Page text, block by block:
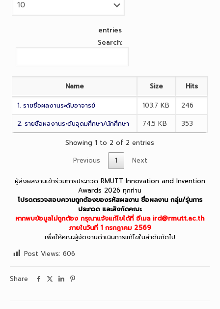
entries
Search:
Name Size Hits
1. รายชื่อผลงานระดับอาจารย์ 103.7 KB
246
2. รายชื่อผลงานระดับอุดมศึกษา/นักศึกษา
74.5 KB 353
Showing 1 to 2 of 2 entries
Previous
1 Next
ผู้ส่งผลงานเข้าร่วมการประกวด RMUTT Innovation and Invention
Awards 2026 ทุกท่าน
โปรดตรวจสอบความถูกต้องของรหัสผลงาน ชื่อผลงาน กลุ่ม/รุ่นการ
ประกวด และสังกัดคณะ
หากพบข้อมูลไม่ถูกต้อง กรุณาแจ้งแก้ไขได้ที่ อีเมล ird@rmutt.ac.th
ภายในวันที่ 1 กรกฎาคม 2569
เพื่อให้คณะผู้จัดงานดำเนินการแก้ไขในลำดับถัดไป
Post Views: 606
Share